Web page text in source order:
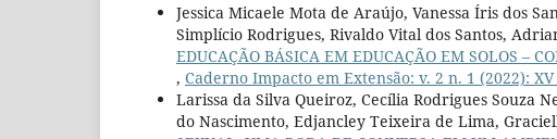
Jessica Micaele Mota de Araújo, Vanessa Íris dos
Simplício Rodrigues, Rivaldo Vital dos Santos,
EDUCAÇÃO BÁSICA EM EDUCAÇÃO EM SOLOS –
, Caderno Impacto em Extensão: v. 2 n. 1 (2022):
Larissa da Silva Queiroz, Cecília Rodrigues Souza
do Nascimento, Edjancley Teixeira de Lima,